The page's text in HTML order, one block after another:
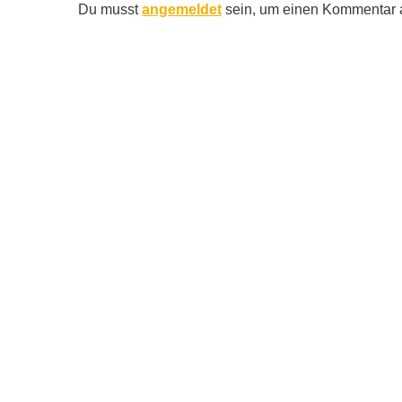
Du musstangemeldet sein, um einen Kommentar